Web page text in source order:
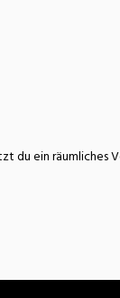
du ein räumliches